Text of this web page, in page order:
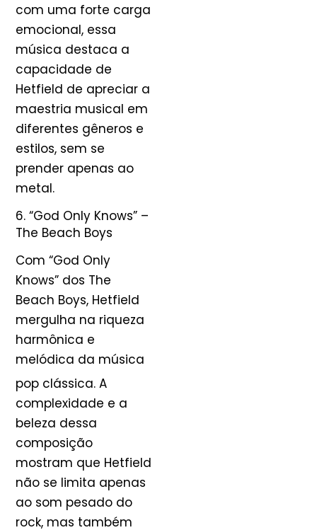
com uma forte carga
emocional, essa
música destaca a
capacidade de
Hetfield de apreciar a
maestria musical em
diferentes gêneros e
estilos, sem se
prender apenas ao
metal.
6. “God Only Knows” –
The Beach Boys
Com “God Only
Knows” dos The
Beach Boys, Hetfield
mergulha na riqueza
harmônica e
melódica da música
pop clássica. A
complexidade e a
beleza dessa
composição
mostram que Hetfield
não se limita apenas
ao som pesado do
rock, mas também